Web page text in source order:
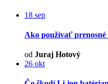
18 sep
Ako používať
od Juraj Hotový
26 okt